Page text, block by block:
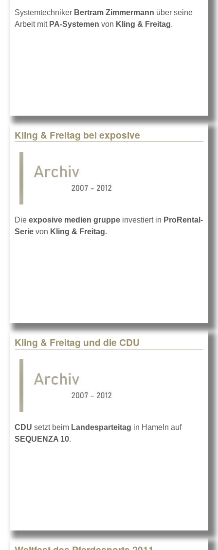
Systemtechniker Bertram Zimmermann über seine
Arbeit mitPA-Systemen von Kling & Freitag.
Kling & Freitag bei exposive
Die exposive medien gruppe investiert in ProRental-
Serie von Kling & Freitag.
Kling & Freitag und die CDU
CDU setzt beim Landesparteitag in Hameln auf
SEQUENZA 10.